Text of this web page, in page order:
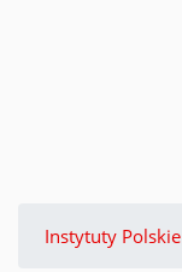
Instytuty Polskie